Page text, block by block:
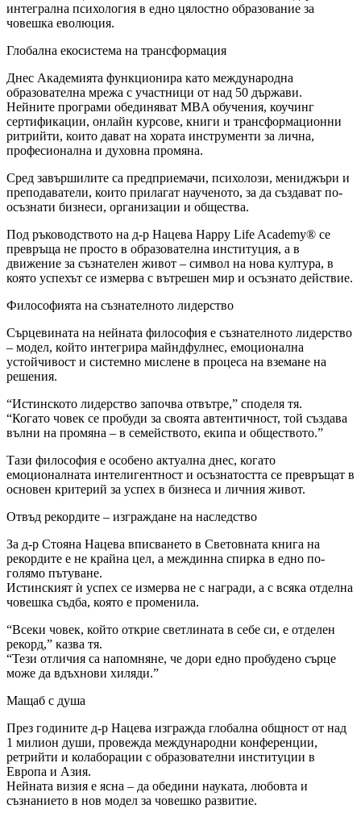
интегрална психология в едно цялостно образование за
човешка еволюция.
Глобална екосистема на трансформация
Днес Академията функционира като международна
образователна мрежа с участници от над 50 държави.
Нейните програми обединяват MBA обучения, коучинг
сертификации, онлайн курсове, книги и трансформационни
ритрийти, които дават на хората инструменти за лична,
професионална и духовна промяна.
Сред завършилите са предприемачи, психолози, мениджъри и
преподаватели, които прилагат наученото, за да създават по-
осъзнати бизнеси, организации и общества.
Под ръководството на д-р Нацева Happy Life Academy® се
превръща не просто в образователна институция, а в
движение за съзнателен живот – символ на нова култура, в
която успехът се измерва с вътрешен мир и осъзнато действие.
Философията на съзнателното лидерство
Сърцевината на нейната философия е съзнателното лидерство
– модел, който интегрира майндфулнес, емоционална
устойчивост и системно мислене в процеса на вземане на
решения.
“Истинското лидерство започва отвътре,” споделя тя.
“Когато човек се пробуди за своята автентичност, той създава
вълни на промяна – в семейството, екипа и обществото.”
Тази философия е особено актуална днес, когато
емоционалната интелигентност и осъзнатостта се превръщат в
основен критерий за успех в бизнеса и личния живот.
Отвъд рекордите – изграждане на наследство
За д-р Стояна Нацева вписването в Световната книга на
рекордите е не крайна цел, а междинна спирка в едно по-
голямо пътуване.
Истинският ѝ успех се измерва не с награди, а с всяка отделна
човешка съдба, която е променила.
“Всеки човек, който открие светлината в себе си, е отделен
рекорд,” казва тя.
“Тези отличия са напомняне, че дори едно пробудено сърце
може да вдъхнови хиляди.”
Мащаб с душа
През годините д-р Нацева изгражда глобална общност от над
1 милион души, провежда международни конференции,
ретрийти и колаборации с образователни институции в
Европа и Азия.
Нейната визия е ясна – да обедини науката, любовта и
съзнанието в нов модел за човешко развитие.